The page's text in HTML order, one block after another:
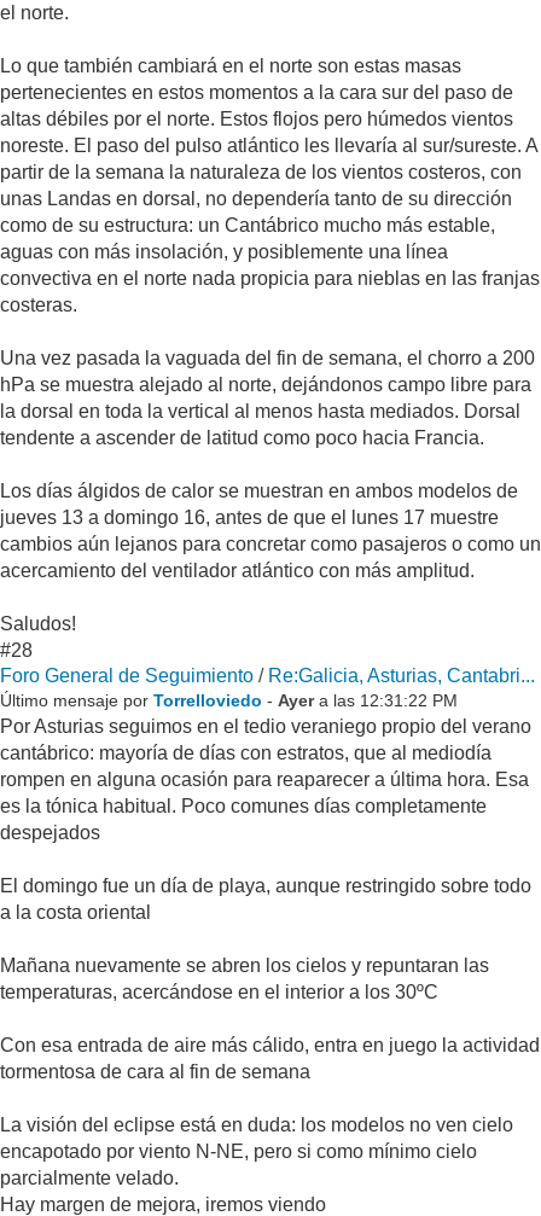
el norte.
Lo que también cambiará en el norte son estas masas
pertenecientes en estos momentos a la cara sur del paso de
altas débiles por el norte. Estos flojos pero húmedos vientos
noreste. El paso del pulso atlántico les llevaría al sur/sureste. A
partir de la semana la naturaleza de los vientos costeros, con
unas Landas en dorsal, no dependería tanto de su dirección
como de su estructura: un Cantábrico mucho más estable,
aguas con más insolación, y posiblemente una línea
convectiva en el norte nada propicia para nieblas en las franjas
costeras.
Una vez pasada la vaguada del fin de semana, el chorro a 200
hPa se muestra alejado al norte, dejándonos campo libre para
la dorsal en toda la vertical al menos hasta mediados. Dorsal
tendente a ascender de latitud como poco hacia Francia.
Los días álgidos de calor se muestran en ambos modelos de
jueves 13 a domingo 16, antes de que el lunes 17 muestre
cambios aún lejanos para concretar como pasajeros o como un
acercamiento del ventilador atlántico con más amplitud.
Saludos!
#28
Foro General de Seguimiento / Re:Galicia, Asturias, Cantabri...
Último mensaje por Torrelloviedo - Ayera las 12:31:22 PM
Por Asturias seguimos en el tedio veraniego propio del verano
cantábrico: mayoría de días con estratos, que al mediodía
rompen en alguna ocasión para reaparecer a última hora. Esa
es la tónica habitual. Poco comunes días completamente
despejados
El domingo fue un día de playa, aunque restringido sobre todo
a la costa oriental
Mañana nuevamente se abren los cielos y repuntaran las
temperaturas, acercándose en el interior a los 30ºC
Con esa entrada de aire más cálido, entra en juego la actividad
tormentosa de cara al fin de semana
La visión del eclipse está en duda: los modelos no ven cielo
encapotado por viento N-NE, pero si como mínimo cielo
parcialmente velado.
Hay margen de mejora, iremos viendo